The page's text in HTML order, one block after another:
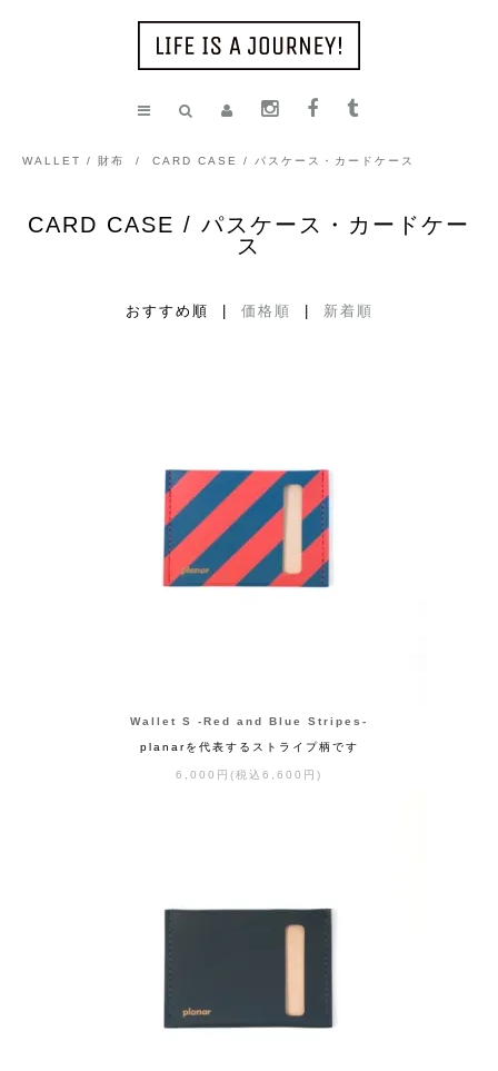
WALLET / 財布 / CARD CASE / パスケース・カードケース
CARD CASE / パスケース・カードケー
ス
おすすめ順 | 価格順 新着順
Wallet S -Red and Blue Stripes-
planarを代表するストライプ柄です
6,000円(税込6,600円)